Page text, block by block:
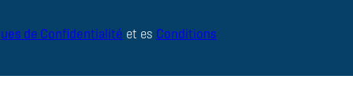
de Confidentialité et es Conditions